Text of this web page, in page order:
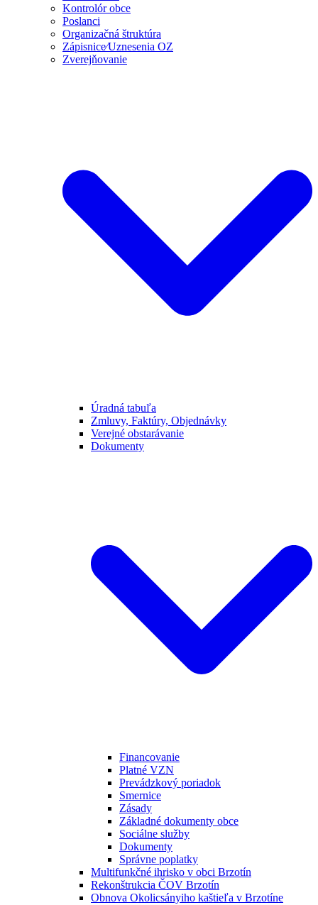
Kontrolór obce
Poslanci
Organizačná štruktúra
Zápisnice⁄Uznesenia OZ
Zverejňovanie
Úradná tabuľa
Zmluvy, Faktúry, Objednávky
Verejné obstarávanie
Dokumenty
Financovanie
Platné VZN
Prevádzkový poriadok
Smernice
Zásady
Základné dokumenty obce
Sociálne služby
Dokumenty
Správne poplatky
Multifunkčné ihrisko v obci Brzotín
Rekonštrukcia ČOV Brzotín
Obnova Okolicsányiho kaštieľa v Brzotíne